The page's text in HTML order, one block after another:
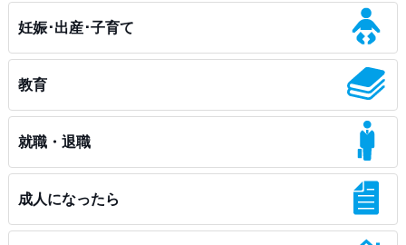
妊娠･出産･子育て
教育
就職・退職
成人になったら